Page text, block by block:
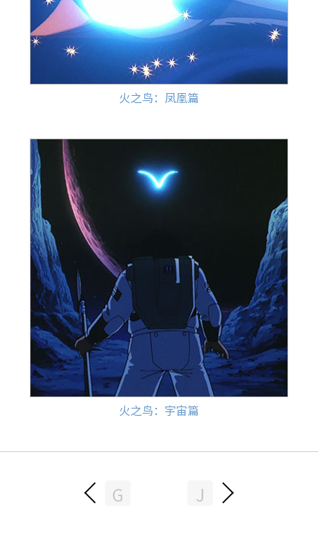
火之鸟：凤凰篇
火之鸟：宇宙篇
G J